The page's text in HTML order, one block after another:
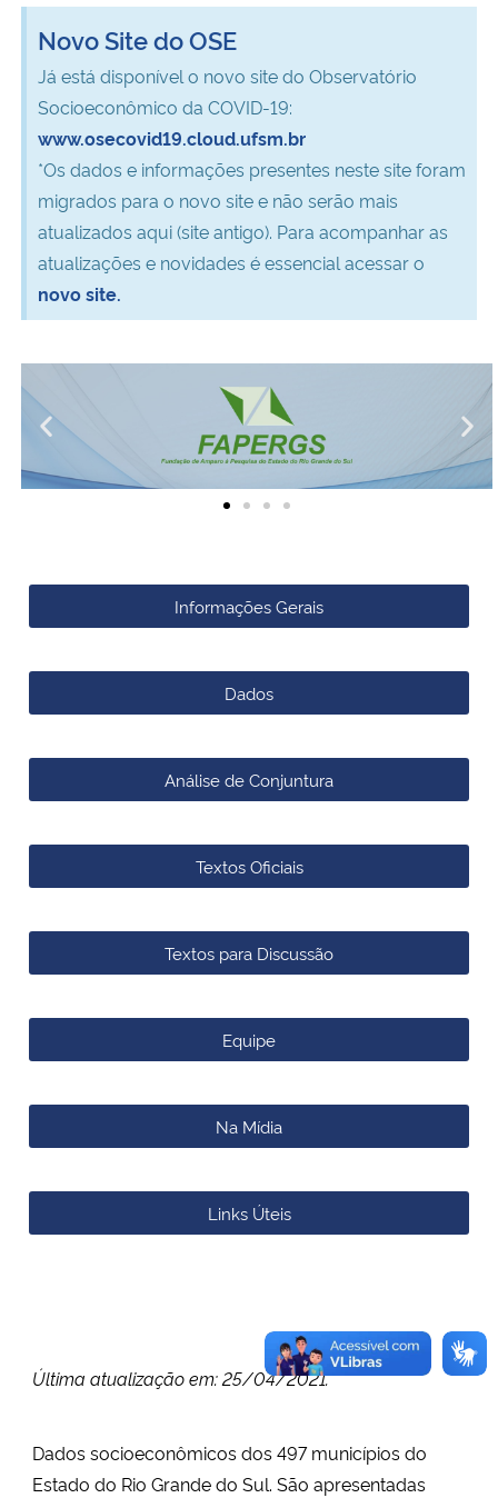
Ministério da Saúde
Ministério de Minas e Energia
Ministério da Ciência, Tecnologia, Inovações e Comunicações
Ministério do Meio Ambiente
Controladoria-Geral da União
Ministério da Mulher, da Família e dos Direitos Humanos
Planalto
Novo Site do OSE
Já está disponível o novo site do Observatório
Socioeconômico da COVID-19:
www.osecovid19.cloud.ufsm.br
*Os dados e informações presentes neste site foram
migrados para o novo site e não serão mais
atualizados aqui (site antigo). Para acompanhar as
atualizações e novidades é essencial acessar o
novo site.
Informações Gerais
Dados
Análise de Conjuntura
Textos Oficiais
Textos para Discussão
Equipe
Na Mídia
Links Úteis
Última atualização em: 25/04/2021.
Dados socioeconômicos dos 497 municípios do
Estado do Rio Grande do Sul. São apresentadas